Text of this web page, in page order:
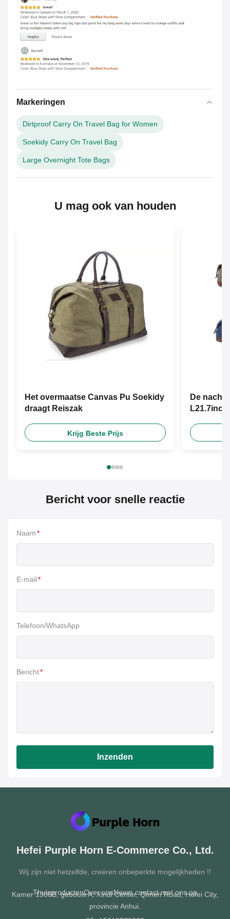
Markeringen
Dirtproof Carry On Travel Bag for Women
Soekidy Carry On Travel Bag
Large Overnight Tote Bags
U mag ook van houden
Het overmaatse Canvas Pu Soekidy
draagt Reiszak
Krijg Beste Prijs
De
Bericht voor snelle reactie
Naam*
E-mail*
Telefoon/WhatsApp
Bericht*
Inzenden
Hefei Purple Horn E-Commerce Co., Ltd.
Wij zijn niet hetzelfde, creëren onbeperkte mogelijkheden !!
ThuisproductenOver onsNeem contact met ons op
Kamer 1306B, gebouw A, Xindi Center, Qimen Road, Hefei City,
provincie Anhui.